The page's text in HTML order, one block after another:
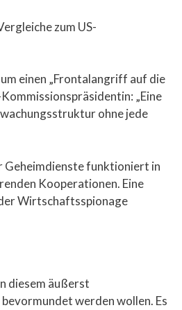
zum US-
einen „Frontalangriff auf die
„Eine
ohne jede
Geheimdienste funktioniert in
Kooperationen. Eine
Wirtschaftsspionage
diesem äußerst
werden wollen. Es